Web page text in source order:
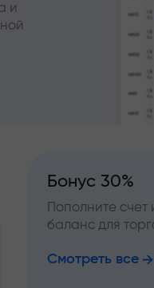
и
Бонус 30%
Пополните счет
баланс для
Смотреть все